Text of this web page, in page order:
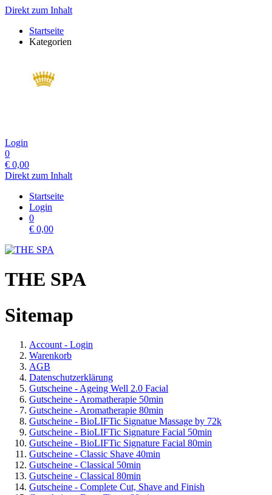
Direkt zum Inhalt
Startseite
Kategorien
Login
0
€ 0,00
Direkt zum Inhalt
Startseite
Login
0
€ 0,00
THE SPA
Sitemap
Account - Login
Warenkorb
AGB
Datenschutzerklärung
Gutscheine - Ageing Well 2.0 Facial
Gutscheine - Aromatherapie 50min
Gutscheine - Aromatherapie 80min
Gutscheine - BioLIFTic Signatue Massage by 72k
Gutscheine - BioLIFTic Signature Facial 50min
Gutscheine - BioLIFTic Signature Facial 80min
Gutscheine - Classic Shave 40min
Gutscheine - Classical 50min
Gutscheine - Classical 80min
Gutscheine - Complete Cut, Shave and Finish